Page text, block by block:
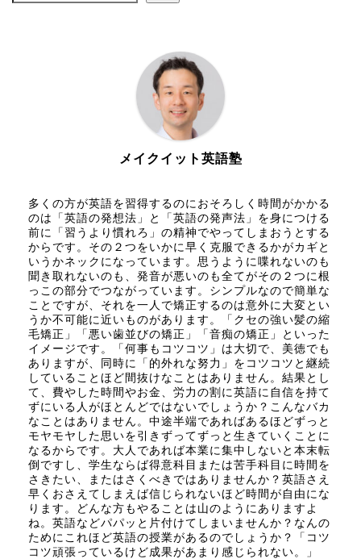
メイクイット英語塾
多くの方が英語を習得するのにおそろしく時間がかかる
のは「英語の発想法」と「英語の発声法」を身につける
前に「習うより慣れろ」の精神でやってしまおうとする
からです。その２つをいかに早く克服できるかがカギと
いうかネックになっています。思うように喋れないのも
聞き取れないのも、発音が悪いのも全てがその２つに根
っこの部分でつながっています。シンプルなので簡単な
ことですが、それを一人で矯正するのは意外に大変とい
うか不可能に近いものがあります。「クセの強い髪の縮
毛矯正」「悪い歯並びの矯正」「音痴の矯正」といった
イメージです。「何事もコツコツ」は大切で、美徳でも
ありますが、同時に「的外れな努力」をコツコツと継続
していることほど間抜けなことはありません。結果とし
て、費やした時間やお金、労力の割に英語に自信を持て
ずにいる人がほとんどではないでしょうか？こんなバカ
なことはありません。中途半端であればあるほどずっと
モヤモヤした思いを引きずってずっと生きていくことに
なるからです。大人であれば本業に集中しないと本末転
倒ですし、学生ならば得意科目または苦手科目に時間を
さきたい、またはさくべきではありませんか？英語さえ
早くおさえてしまえば信じられないほど時間が自由にな
ります。どんな方もやることは山のようにありますよ
ね。英語などパパッと片付けてしまいませんか？なんの
ためにこれほど英語の授業があるのでしょうか？「コツ
コツ頑張っているけど成果があまり感じられない。」